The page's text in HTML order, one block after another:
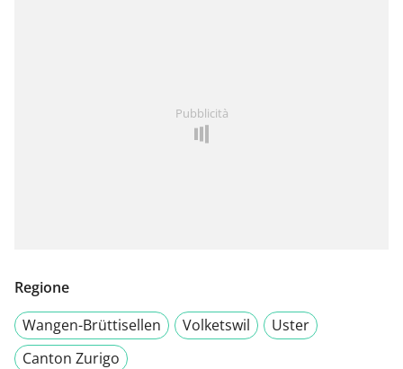
Pubblicità
Regione
Wangen-Brüttisellen
Volketswil
Uster
Canton Zurigo